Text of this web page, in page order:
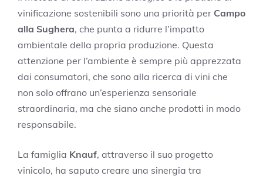
vinificazione sostenibili sono una priorità per Campo
alla Sughera, che punta a ridurre l’impatto
ambientale della propria produzione. Questa
attenzione per l’ambiente è sempre più apprezzata
dai consumatori, che sono alla ricerca di vini che
non solo offrano un’esperienza sensoriale
straordinaria, ma che siano anche prodotti in modo
responsabile.
La famiglia Knauf, attraverso il suo progetto
vinicolo, ha saputo creare una sinergia tra